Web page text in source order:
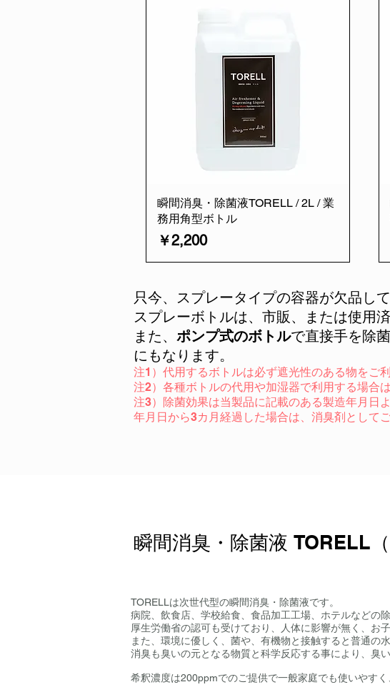
瞬間消臭・除菌液TORELL / 2L / 業
務用角型ボトル
価格
￥2,200
只今、スプレータイプの容器が欠品し
スプレーボトルは、市販、または使用
また、 ポンプ式のボトルで直接手を除菌
にもなります。
注1）代用するボトルは必ず遮光性のある物をご利
注2）各種ボトルの代用や加湿器で利用する場合
注3）除菌効果は当製品に記載のある製造年月日
年月日から3カ月経過した場合は、消臭剤としてご
瞬間消臭・除菌液 TORELL
TORELLは次世代型の瞬間消臭・除菌液です。
病院、飲食店、学校給食、食品加工工場、ホテルなどの
厚生労働省の認可も受けており、人体に影響が無く、お
また、環境に優しく、菌や、有機物と接触すると普通の
消臭も臭いの元となる物質と科学反応する事により、臭
希釈濃度は200ppmでのご提供で一般家庭でも使いやす